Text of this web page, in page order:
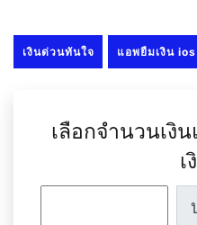
เงินด่วนทันใจ แอพยืมเงิน ios
เลือกจำนวนเงิ
เ